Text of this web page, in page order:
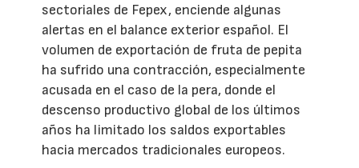
sectoriales de Fepex, enciende algunas
alertas en el balance exterior español. El
volumen de exportación de fruta de pepita
ha sufrido una contracción, especialmente
acusada en el caso de la pera, donde el
descenso productivo global de los últimos
años ha limitado los saldos exportables
hacia mercados tradicionales europeos.